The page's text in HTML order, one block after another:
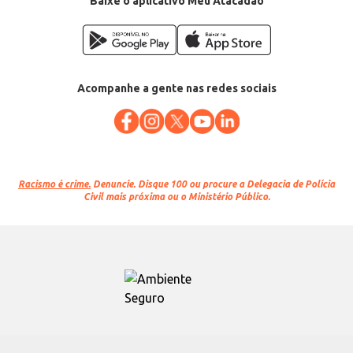
Acompanhe a gente nas redes sociais
Racismo é crime. Denuncie. Disque 100 ou procure a Delegacia de Polícia
Civil mais próxima ou o Ministério Público.